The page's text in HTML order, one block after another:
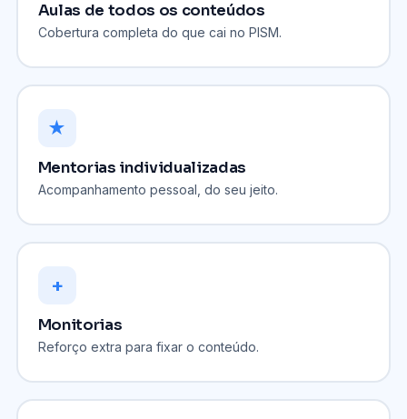
Aulas de todos os conteúdos
Cobertura completa do que cai no PISM.
★
Mentorias individualizadas
Acompanhamento pessoal, do seu jeito.
+
Monitorias
Reforço extra para fixar o conteúdo.